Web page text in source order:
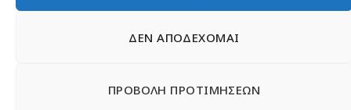
ΔΕΝ ΑΠΟΔΕΧΟΜΑΙ
ΠΡΟΒΟΛΗ ΠΡΟΤΙΜΗΣΕΩΝ
© 2026 Νίκη
Έντυπα
Εγγραφή μέλους
Γίνε φίλος